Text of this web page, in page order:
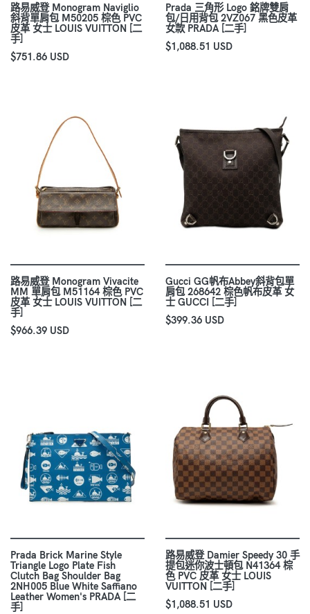
路易威登 Monogram Naviglio
斜背單肩包 M50205 棕色 PVC
皮革 女士 LOUIS VUITTON [二
手]
$751.86 USD
Prada 三角形 Logo 銘牌雙肩
包/日用背包 2VZ067 黑色皮革
女款 PRADA [二手]
$1,088.51 USD
路易威登 Monogram Vivacite
MM 單肩包 M51164 棕色 PVC
皮革 女士 LOUIS VUITTON [二
手]
$966.39 USD
Gucci GG帆布Abbey斜背包單
肩包 268642 棕色帆布皮革 女
士 GUCCI [二手]
$399.36 USD
Prada Brick Marine Style
Triangle Logo Plate Fish
Clutch Bag Shoulder Bag
2NH005 Blue White Saffiano
Leather Women's PRADA [二
手]
路易威登 Damier Speedy 30 手
提包迷你波士頓包 N41364 棕
色 PVC 皮革 女士 LOUIS
VUITTON [二手]
$1,088.51 USD